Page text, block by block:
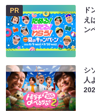
PR
ド
え
ン
シ
人